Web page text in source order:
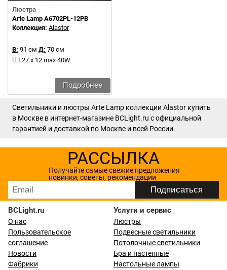
Люстра
Arte Lamp A6702PL-12PB
Коллекция: Alastor
В: 91 см Д: 70 см
E27 x 12 max 40W
Подробнее
Светильники и люстры Arte Lamp коллекции Alastor купить
в Москве в интернет-магазине BCLight.ru с официальной
гарантией и доставкой по Москве и всей России.
РАССЫЛКА
Получайте самые свежие предложения
новинки, советы, рекомендации
BCLight.ru
О нас
Пользовательское
соглашение
Новости
Фабрики
Услуги и сервис
Люстры
Подвесные светильники
Потолочные светильники
Бра и настенные
Настольные лампы